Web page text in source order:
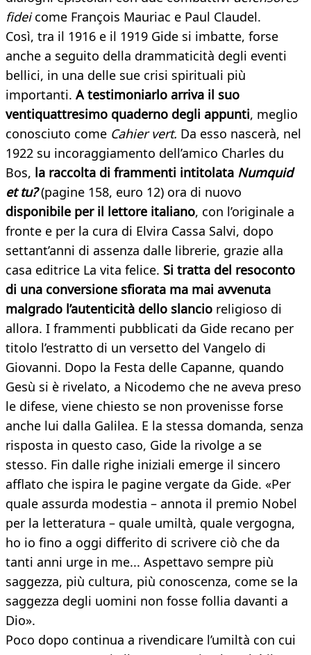
fideicome François Mauriac e Paul Claudel.
Così, tra il 1916 e il 1919 Gide si imbatte, forse
anche a seguito della drammaticità degli eventi
bellici, in una delle sue crisi spirituali più
importanti. A testimoniarlo arriva il suo
ventiquattresimo quaderno degli appunti, meglio
conosciuto come Cahier vert. Da esso nascerà, nel
1922 su incoraggiamento dell’amico Charles du
Bos, la raccolta di frammenti intitolata Numquid
et tu?(pagine 158, euro 12) ora di nuovo
disponibile per il lettore italiano, con l’originale a
fronte e per la cura di Elvira Cassa Salvi, dopo
settant’anni di assenza dalle librerie, grazie alla
casa editrice La vita felice. Si tratta del resoconto
di una conversione sfiorata ma mai avvenuta
malgrado l’autenticità dello slancio religioso di
allora. I frammenti pubblicati da Gide recano per
titolo l’estratto di un versetto del Vangelo di
Giovanni. Dopo la Festa delle Capanne, quando
Gesù si è rivelato, a Nicodemo che ne aveva preso
le difese, viene chiesto se non provenisse forse
anche lui dalla Galilea. E la stessa domanda, senza
risposta in questo caso, Gide la rivolge a se
stesso. Fin dalle righe iniziali emerge il sincero
afflato che ispira le pagine vergate da Gide. «Per
quale assurda modestia – annota il premio Nobel
per la letteratura – quale umiltà, quale vergogna,
ho io fino a oggi differito di scrivere ciò che da
tanti anni urge in me... Aspettavo sempre più
saggezza, più cultura, più conoscenza, come se la
saggezza degli uomini non fosse follia davanti a
Dio».
Poco dopo continua a rivendicare l’umiltà con cui